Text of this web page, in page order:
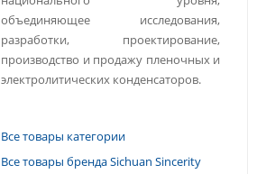
объединяющее исследования,
разработки, проектирование,
производство и продажу пленочных и
электролитических конденсаторов.
Все товары категории
Все товары бренда Sichuan Sincerity